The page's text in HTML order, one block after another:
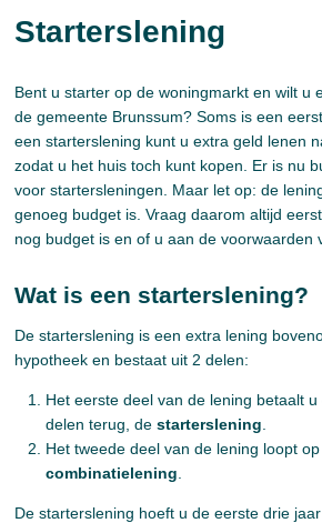
Starterslening
Bent u starter op de woningmarkt en wilt u
de gemeente Brunssum? Soms is een
een starterslening kunt u extra geld lenen
zodat u het huis toch kunt kopen. Er is nu
voor startersleningen. Maar let op: de
genoeg budget is. Vraag daarom altijd
nog budget is en of u aan de voorwaarden
Wat is een starterslening?
De starterslening is een extra lening
hypotheek en bestaat uit 2 delen:
Het eerste deel van de lening betaalt
delen terug, destarterslening
Het tweede deel van de lening loopt
combinatielening
De starterslening hoeft u de eerste drie